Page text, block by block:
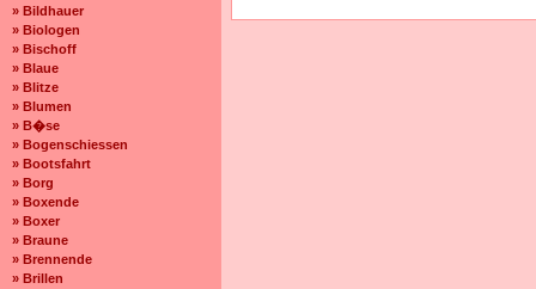
» Bildhauer
» Biologen
» Bischoff
» Blaue
» Blitze
» Blumen
» B�se
» Bogenschiessen
» Bootsfahrt
» Borg
» Boxende
» Boxer
» Braune
» Brennende
» Brillen